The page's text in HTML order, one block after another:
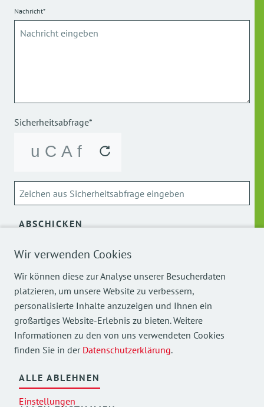
Wir verwenden Cookies
Wir können diese zur Analyse unserer Besucherdaten
platzieren, um unsere Website zu verbessern,
personalisierte Inhalte anzuzeigen und Ihnen ein
großartiges Website-Erlebnis zu bieten. Weitere
Informationen zu den von uns verwendeten Cookies
finden Sie in der Datenschutzerklärung.
ALLE ABLEHNEN
Einstellungen
Nachricht*
Sicherheitsabfrage*
ABSCHICKEN
Über die Verarbeitung meiner personenbezogenen Daten
Mehr Einblicke in unsere Arbeit finden Sie auch auf
unseren Social Media Kanälen.